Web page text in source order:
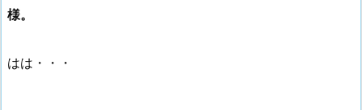
様。
はは・・・